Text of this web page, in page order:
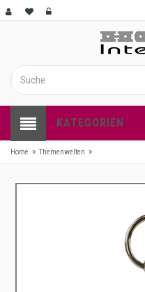
KATEGORIEN
Home » Themenwelten »